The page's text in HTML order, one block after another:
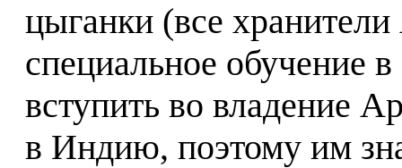
цыганки (все
специальное обучение
вступить во владение
в Индию, поэтому им